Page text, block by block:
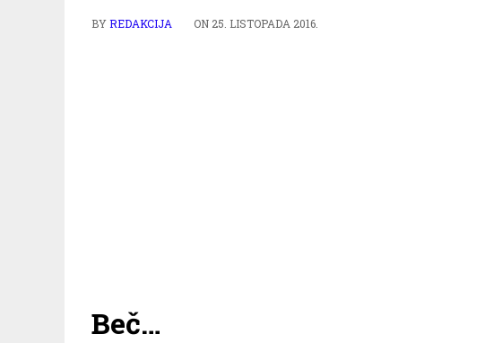
BYREDAKCIJA ON 25. LISTOPADA 2016.
Beč…